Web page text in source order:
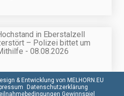
in Eberstalzell
– Polizei bittet um
- 08.08.2026
& Entwicklung von MELHORN.EU
Datenschutzerklärung
Gewinnspiel